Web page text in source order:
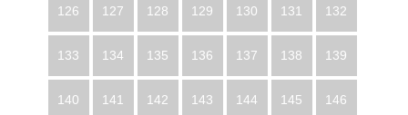
126 127 128 129 130 131 132
133 134 135 136 137 138 139
140 141 142 143 144 145 146